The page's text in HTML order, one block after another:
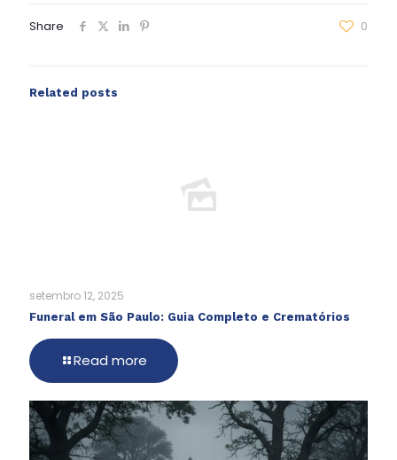
Share 0
Related posts
setembro 12, 2025
Funeral em São Paulo: Guia Completo e Crematórios
Read more